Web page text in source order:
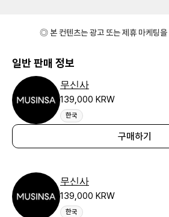
◎ 본 컨텐츠는 광고 또는 제휴 마케팅을
일반 판매 정보
무신사
139,000 KRW
한국
구매하기
무신사
139,000 KRW
한국